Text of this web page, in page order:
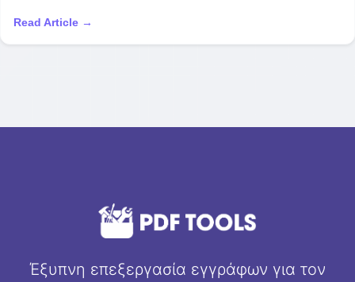
Read Article →
Έξυπνη επεξεργασία εγγράφων για τον